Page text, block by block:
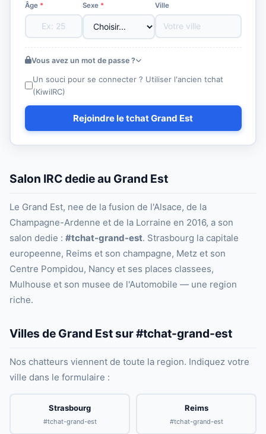
Âge * Sexe * Ville
Vous avez un mot de passe ?
Un souci pour se connecter ? Utiliser l'ancien tchat
(KiwiIRC)
Rejoindre le tchat Grand Est
Salon IRC dedie au Grand Est
Le Grand Est, nee de la fusion de l'Alsace, de la
Champagne-Ardenne et de la Lorraine en 2016, a son
salon dedie : #tchat-grand-est. Strasbourg la capitale
europeenne, Reims et son champagne, Metz et son
Centre Pompidou, Nancy et ses places classees,
Mulhouse et son musee de l'Automobile — une region
riche.
Villes de Grand Est sur #tchat-grand-est
Nos chatteurs viennent de toute la region. Indiquez votre
ville dans le formulaire :
Strasbourg
#tchat-grand-est
Reims
#tchat-grand-est